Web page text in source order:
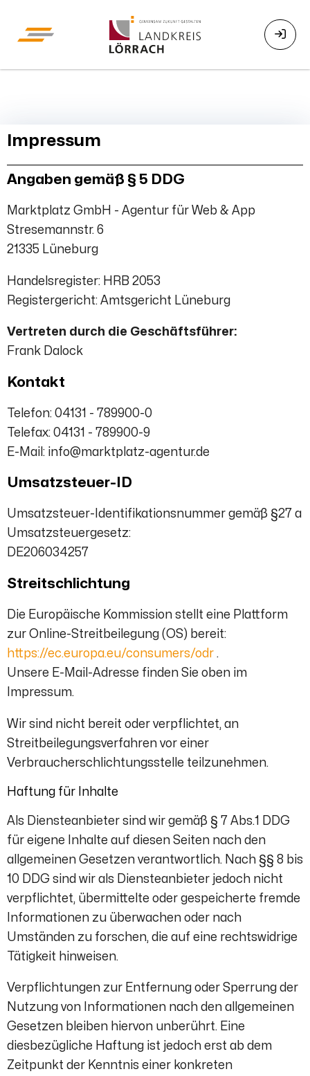
Impressum
Angaben gemäß § 5 DDG
Marktplatz GmbH - Agentur für Web & App
Stresemannstr. 6
21335 Lüneburg
Handelsregister: HRB 2053
Registergericht: Amtsgericht Lüneburg
Vertreten durch die Geschäftsführer:
Frank Dalock
Kontakt
Telefon: 04131 - 789900-0
Telefax: 04131 - 789900-9
E-Mail: info@marktplatz-agentur.de
Umsatzsteuer-ID
Umsatzsteuer-Identifikationsnummer gemäß §27 a
Umsatzsteuergesetz:
DE206034257
Streitschlichtung
Die Europäische Kommission stellt eine Plattform
zur Online-Streitbeilegung (OS) bereit:
https://ec.europa.eu/consumers/odr .
Unsere E-Mail-Adresse finden Sie oben im
Impressum.
Wir sind nicht bereit oder verpflichtet, an
Streitbeilegungsverfahren vor einer
Verbraucherschlichtungsstelle teilzunehmen.
Haftung für Inhalte
Als Diensteanbieter sind wir gemäß § 7 Abs.1 DDG
für eigene Inhalte auf diesen Seiten nach den
allgemeinen Gesetzen verantwortlich. Nach §§ 8 bis
10 DDG sind wir als Diensteanbieter jedoch nicht
verpflichtet, übermittelte oder gespeicherte fremde
Informationen zu überwachen oder nach
Umständen zu forschen, die auf eine rechtswidrige
Tätigkeit hinweisen.
Verpflichtungen zur Entfernung oder Sperrung der
Nutzung von Informationen nach den allgemeinen
Gesetzen bleiben hiervon unberührt. Eine
diesbezügliche Haftung ist jedoch erst ab dem
Zeitpunkt der Kenntnis einer konkreten